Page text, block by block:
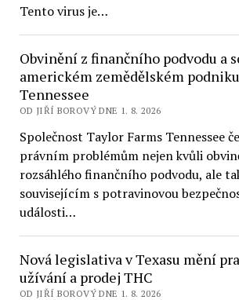
Tento virus je…
Obvinění z finančního podvodu a
americkém zemědělském
Tennessee
OD JIŘÍ BOROVÝ DNE 1. 8. 2026
Společnost Taylor Farms Tennessee
právním problémům nejen kvůli
rozsáhlého finančního podvodu, ale
souvisejícím s potravinovou
události…
Nová legislativa v Texasu mění
užívání a prodej THC
OD JIŘÍ BOROVÝ DNE 1. 8. 2026